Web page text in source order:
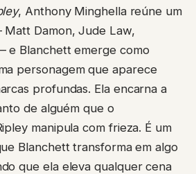
, Anthony Minghella reúne um
Damon, Jude Law,
e Blanchett emerge como
personagem que aparece
profundas. Ela encarna a
de alguém que o
manipula com frieza. É um
Blanchett transforma em algo
que ela eleva qualquer cena